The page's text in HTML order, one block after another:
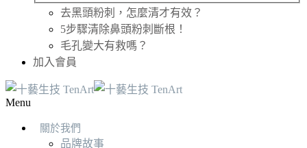
去黑頭粉刺，怎麼清才有效？
5步驟清除鼻頭粉刺斷根！
毛孔變大有救嗎？
加入會員
Menu
關於我們
品牌故事